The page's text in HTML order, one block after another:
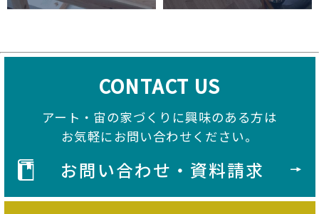
CONTACT US
アート・宙の家づくりに興味のある方は
お気軽にお問い合わせください。
お問い合わせ・資料請求